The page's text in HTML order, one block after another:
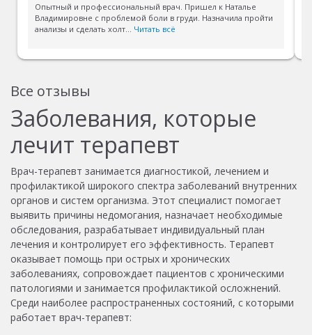
Опытный и профессиональный врач. Пришел к Наталье
Владимировне с проблемой боли в груди. Назначила пройти
анализы и сделать холт...
Читать всё
Все отзывы
Заболевания, которые
лечит терапевт
Врач-терапевт занимается диагностикой, лечением и
профилактикой широкого спектра заболеваний внутренних
органов и систем организма. Этот специалист помогает
выявить причины недомогания, назначает необходимые
обследования, разрабатывает индивидуальный план
лечения и контролирует его эффективность. Терапевт
оказывает помощь при острых и хронических
заболеваниях, сопровождает пациентов с хроническими
патологиями и занимается профилактикой осложнений.
Среди наиболее распространенных состояний, с которыми
работает врач-терапевт: